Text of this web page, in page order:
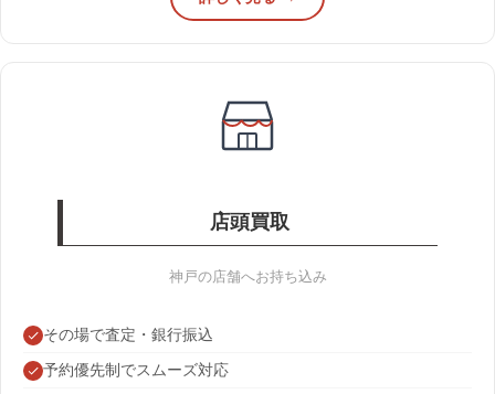
店頭買取
神戸の店舗へお持ち込み
その場で査定・銀行振込
予約優先制でスムーズ対応